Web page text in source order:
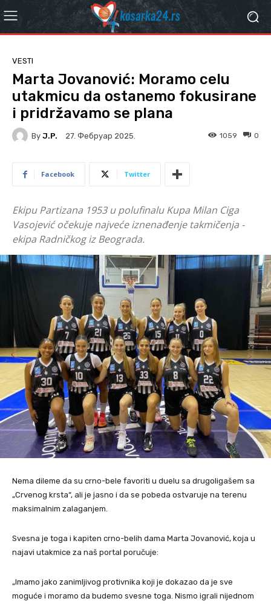
VESTI
Marta Jovanović: Moramo celu
utakmicu da ostanemo fokusirane
i pridržavamo se plana
By J.P. 27. Фебруар 2025. 0
1059
Facebook Twitter
Ekipu Partizana 1953 u polufinalu Kupa Milan Ciga
Vasojević očekuje najveće iznenađenje takmičenja -
ekipa Radničkog iz Beograda.
Nema dileme da su crno-bele favoriti u duelu sa drugoligašem sa
„Crvenog krsta“, ali je jasno i da se pobeda ostvaruje na terenu
maksimalnim zalaganjem.
Svesna je toga i kapiten crno-belih dama Marta Jovanović, koja u
najavi utakmice za naš portal poručuje:
„Imamo jako zanimljivog protivnika koji je dokazao da je sve
moguće i moramo da budemo svesne toga. Nismo igrali nijednom